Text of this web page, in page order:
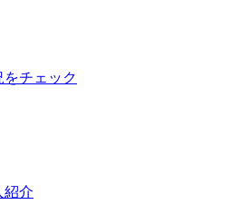
チェック
紹介